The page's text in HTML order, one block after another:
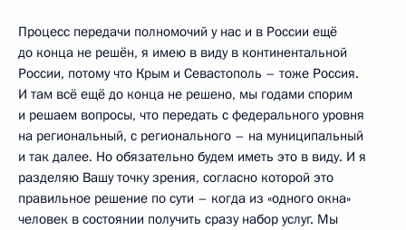
Процесс передачи полномочий у нас и в России ещё
до конца не решён, я имею в виду в континентальной
России, потому что Крым и Севастополь – тоже Россия.
И там всё ещё до конца не решено, мы годами спорим
и решаем вопросы, что передать с федерального уровня
на региональный, с регионального – на муниципальный
и так далее. Но обязательно будем иметь это в виду. И я
разделяю Вашу точку зрения, согласно которой это
правильное решение по сути – когда из «одного окна»
человек в состоянии получить сразу набор услуг. Мы